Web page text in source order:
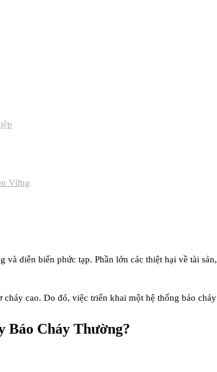
Vững
diễn biến phức tạp. Phần lớn các thiệt hại về tài
cao. Do đó, việc triển khai một hệ thống báo
Báo Cháy Thường?